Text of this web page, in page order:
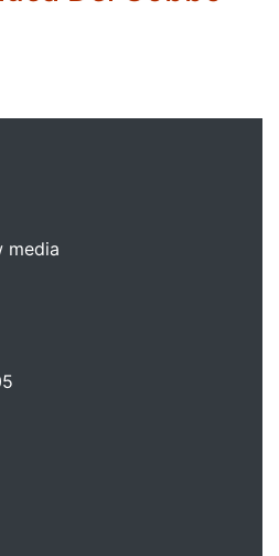
media